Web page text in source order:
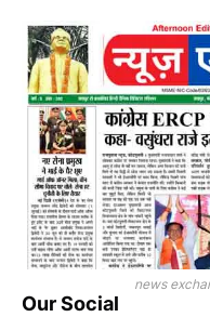
news
Our Social